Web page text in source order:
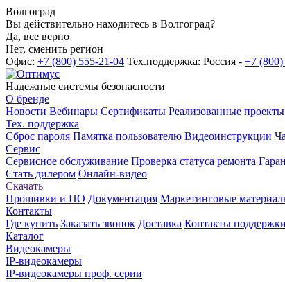
Волгоград
Вы действительно находитесь в Волгоград?
Да, все верно
Нет, сменить регион
Офис: +7 (800) 555-21-04 Тех.поддержка: Россия - +7 (800)
Надежные системы безопасности
О бренде
Новости Вебинары Сертификаты Реализованные проекты
Тех. поддержка
Сброс пароля Памятка пользователю Видеоинструкции
Сервис
Сервисное обслуживание Проверка статуса ремонта
Стать дилером Онлайн-видео
Скачать
Прошивки и ПО Документация Маркетинговые
Контакты
Где купить Заказать звонок Доставка Контакты поддержки
Каталог
Видеокамеры
IP-видеокамеры
IP-видеокамеры проф. серии